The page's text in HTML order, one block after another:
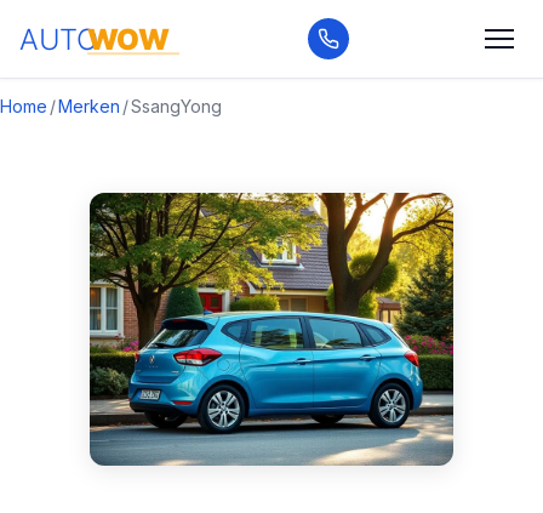
Home /Merken /SsangYong